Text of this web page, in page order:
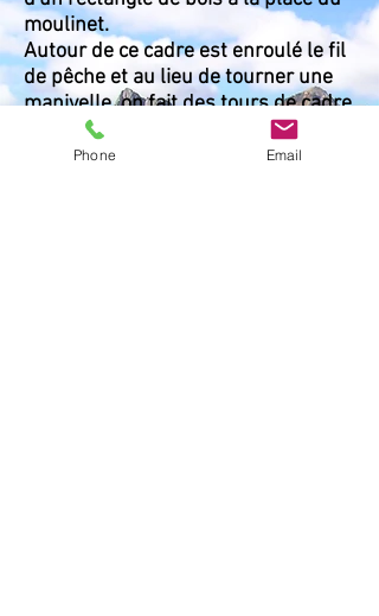
moulinet.
Autour de ce cadre est enroulé le fil
de pêche et au lieu de tourner une
manivelle, on fait des tours de cadre
pour rembobiner le fil.
Phone Email